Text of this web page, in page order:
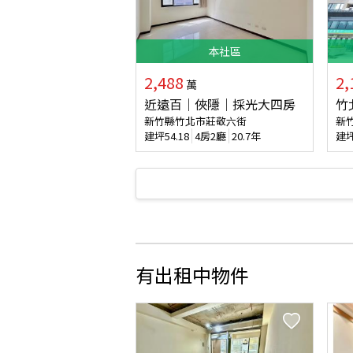
本社區
2,488 萬
近遠百｜俠隱｜採光大四房
新竹縣竹北市莊敬六街
建坪54.18 4房2廳 20.7年
竹
新
建
有出租中物件